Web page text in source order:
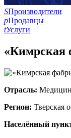
SПроизводители
pПродавцы
tУслуги
«Кимрская
Отрасль:
Регион: Тверская
Населённый